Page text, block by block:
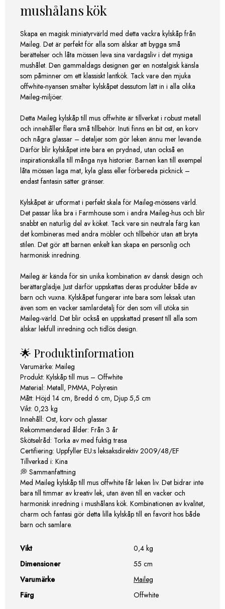
mushålans kök
Skapa en magisk miniatyrvärld med detta vackra kylskåp från
Maileg. Det är perfekt för alla som älskar att bygga små
berättelser och låta mössen leva sina vardagsliv i det mysiga
mushålet. Den gammaldags designen ger en nostalgisk känsla
som påminner om ett klassiskt lantkök. Tack vare den mjuka
offwhite-nyansen smälter kylskåpet dessutom lätt in i alla olika
Maileg-miljöer.
Detta Maileg kylskåp till mus offwhite är tillverkat i robust metall
och innehåller flera små tillbehör. Inuti finns en bit ost, en korv
och några glassar – detaljer som gör leken ännu mer levande.
Därför blir kylskåpet inte bara en prydnad, utan också en
inspirationskälla till många nya historier. Barnen kan till exempel
låta mössen laga mat, kyla glass eller förbereda picknick –
endast fantasin sätter gränser.
Kylskåpet är utformat i perfekt skala för Maileg-mössens värld.
Det passar lika bra i Farmhouse som i andra Maileg-hus och blir
snabbt en naturlig del av köket. Tack vare sin neutrala färg kan
det kombineras med andra möbler och tillbehör utan att bryta
stilen. Det gör att barnen enkelt kan skapa en personlig och
harmonisk inredning.
Maileg är kända för sin unika kombination av dansk design och
berättarglädje. Just därför uppskattas deras produkter både av
barn och vuxna. Kylskåpet fungerar inte bara som leksak utan
även som en vacker samlardetalj för den som vill utöka sin
Maileg-värld. Det blir också en uppskattad present till alla som
älskar lekfull inredning och tidlös design.
🌟 Produktinformation
Varumärke: Maileg
Produkt: Kylskåp till mus – Offwhite
Material: Metall, PMMA, Polyresin
Mått: Höjd 14 cm, Bredd 6 cm, Djup 5,5 cm
Vikt: 0,23 kg
Innehåll: Ost, korv och glassar
Rekommenderad ålder: Från 3 år
Skötselråd: Torka av med fuktig trasa
Certifiering: Uppfyller EU:s leksaksdirektiv 2009/48/EF
Tillverkad i: Kina
💭 Sammanfattning
Med Maileg kylskåp till mus offwhite får leken liv. Det bidrar inte
bara till timmar av kreativ lek, utan även till en vacker och
harmonisk inredning i mushålans kök. Kombinationen av kvalitet,
charm och fantasi gör detta lilla kylskåp till en favorit hos både
barn och samlare.
Vikt
0,4 kg
Dimensioner
55 cm
Varumärke
Maileg
Färg
Offwhite